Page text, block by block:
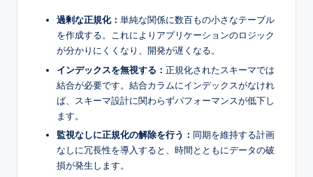
過剰な正規化： 単純な関係に数百もの小さなテーブル
を作成する。これによりアプリケーションのロジック
が分かりにくくなり、開発が遅くなる。
インデックスを無視する： 正規化されたスキーマでは
結合が必要です。結合カラムにインデックスがなけれ
ば、スキーマ設計に関わらずパフォーマンスが低下し
ます。
監視なしに正規化の解除を行う： 同期を維持する計画
なしに冗長性を導入すると、時間とともにデータの破
損が発生します。